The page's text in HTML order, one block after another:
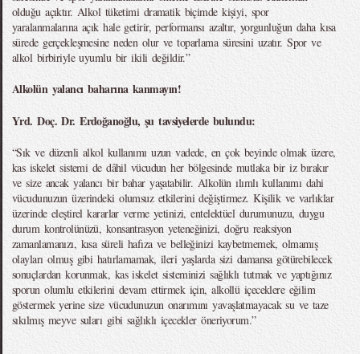
olduğu açıktır. Alkol tüketimi dramatik biçimde kişiyi, spor
yaralanmalarına açık hale getirir, performansı azaltır, yorgunluğun daha kısa
sürede gerçekleşmesine neden olur ve toparlama süresini uzatır. Spor ve
alkol birbiriyle uyumlu bir ikili değildir.”
Alkolün yalancı baharına kanmayın!
Yrd. Doç. Dr. Erdoğanoğlu, şu tavsiyelerde bulundu:
“Sık ve düzenli alkol kullanımı uzun vadede, en çok beyinde olmak üzere,
kas iskelet sistemi de dâhil vücudun her bölgesinde mutlaka bir iz bırakır
ve size ancak yalancı bir bahar yaşatabilir. Alkolün ılımlı kullanımı dahi
vücudunuzun üzerindeki olumsuz etkilerini değiştirmez. Kişilik ve varlıklar
üzerinde eleştirel kararlar verme yetinizi, entelektüel durumunuzu, duygu
durum kontrolünüzü, konsantrasyon yeteneğinizi, doğru reaksiyon
zamanlamanızı, kısa süreli hafıza ve belleğinizi kaybetmemek, olmamış
olayları olmuş gibi hatırlamamak, ileri yaşlarda sizi damansa götürebilecek
sonuçlardan korunmak, kas iskelet sisteminizi sağlıklı tutmak ve yaptığınız
sporun olumlu etkilerini devam ettirmek için, alkollü içeceklere eğilim
göstermek yerine size vücudunuzun onarımını yavaşlatmayacak su ve taze
sıkılmış meyve suları gibi sağlıklı içecekler öneriyorum.”